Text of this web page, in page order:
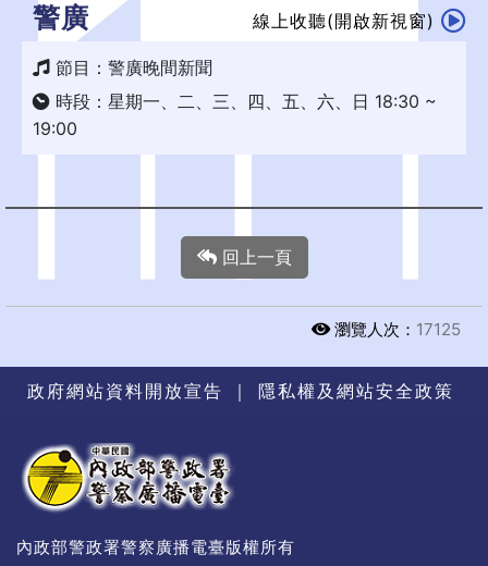
警廣 線上收聽(開啟新視窗)
節目：警廣晚間新聞
時段：星期一、二、三、四、五、六、日 18:30 ~
19:00
回上一頁
瀏覽人次： 17125
政府網站資料開放宣告 ｜ 隱私權及網站安全政策
內政部警政署警察廣播電臺版權所有